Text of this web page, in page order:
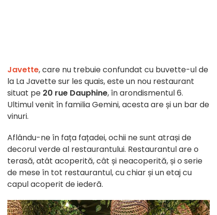
Javette, care nu trebuie confundat cu buvette-ul de
la La Javette sur les quais, este un nou restaurant
situat pe 20 rue Dauphine, în arondismentul 6.
Ultimul venit în familia Gemini, acesta are și un bar de
vinuri.
Aflându-ne în fața fațadei, ochii ne sunt atrași de
decorul verde al restaurantului. Restaurantul are o
terasă, atât acoperită, cât și neacoperită, și o serie
de mese în tot restaurantul, cu chiar și un etaj cu
capul acoperit de iederă.